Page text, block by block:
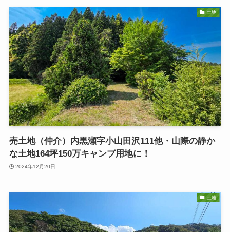
土地
売土地（仲介）内黒瀬字小山田沢111他・山際の静か
な土地164坪150万キャンプ用地に！
2024年12月20日
土地